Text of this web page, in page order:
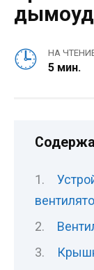
НА
5 мин.